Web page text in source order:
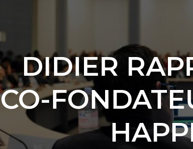
DIDIER
CO-